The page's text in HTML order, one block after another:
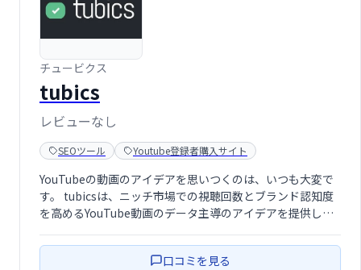
チュービクス
tubics
レビューなし
SEOツール Youtube登録者購入サイト
YouTubeの動画のアイデアを思いつくのは、いつも大変で
す。 tubicsは、ニッチ市場での視聴回数とブランド認知度
を高めるYouTube動画のデータ主導のアイデアを提供しま
デオでカバーする質問、提案されたタグとキーワードが含
口コミを見る